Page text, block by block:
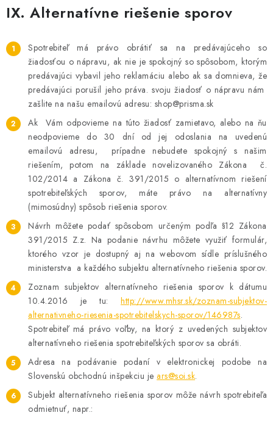
IX. Alternatívne riešenie sporov
Spotrebiteľ má právo obrátiť sa na predávajúceho so
žiadosťou o nápravu, ak nie je spokojný so spôsobom, ktorým
predávajúci vybavil jeho reklamáciu alebo ak sa domnieva, že
predávajúci porušil jeho práva. svoju žiadosť o nápravu nám
zašlite na našu emailovú adresu: shop@prisma.sk
Ak Vám odpovieme na túto žiadosť zamietavo, alebo na ňu
neodpovieme do 30 dní od jej odoslania na uvedenú
emailovú adresu, prípadne nebudete spokojný s našim
riešením, potom na základe novelizovaného Zákona č.
102/2014 a Zákona č. 391/2015 o alternatívnom riešení
spotrebiteľských sporov, máte právo na alternatívny
(mimosúdny) spôsob riešenia sporov.
Návrh môžete podať spôsobom určeným podľa §12 Zákona
391/2015 Z.z. Na podanie návrhu môžete využiť formulár,
ktorého vzor je dostupný aj na webovom sídle príslušného
ministerstva a každého subjektu alternatívneho riešenia sporov.
Zoznam subjektov alternatívneho riešenia sporov k dátumu
10.4.2016 je tu: http://www.mhsr.sk/zoznam-subjektov-
alternativneho-riesenia-spotrebitelskych-sporov/146987s.
Spotrebiteľ má právo voľby, na ktorý z uvedených subjektov
alternatívneho riešenia spotrebiteľských sporov sa obráti.
Adresa na podávanie podaní v elektronickej podobe na
Slovenskú obchodnú inšpekciu je ars@soi.sk.
Subjekt alternatívneho riešenia sporov môže návrh spotrebiteľa
odmietnuť, napr.: